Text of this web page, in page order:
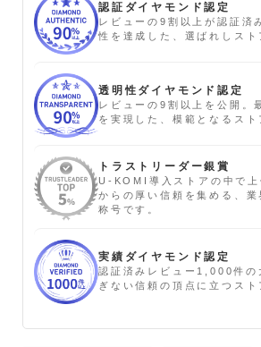
認証ダイヤモンド認定
レビューの9割以上が認証済
性を達成した、選ばれしスト
透明性ダイヤモンド認定
レビューの9割以上を公開。
を実現した、模範となるスト
トラストリーダー銀賞
U-KOMI導入ストアの中で上
からの厚い信頼を集める、業
称号です。
実績ダイヤモンド認定
認証済みレビュー1,000件の
ぎない信頼の頂点に立つスト